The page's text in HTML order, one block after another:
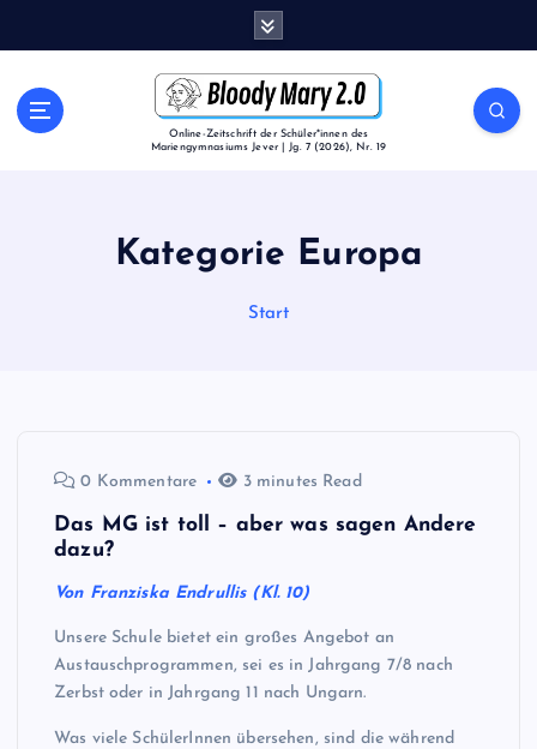
Online-Zeitschrift der Schüler*innen des
Mariengymnasiums Jever | Jg. 7 (2026), Nr. 19
Kategorie Europa
Start
0 Kommentare 3 minutes Read
Das MG ist toll – aber was sagen Andere
dazu?
Von Franziska Endrullis (Kl. 10)
Unsere Schule bietet ein großes Angebot an
Austauschprogrammen, sei es in Jahrgang 7/8 nach
Zerbst oder in Jahrgang 11 nach Ungarn.
Was viele SchülerInnen übersehen, sind die während